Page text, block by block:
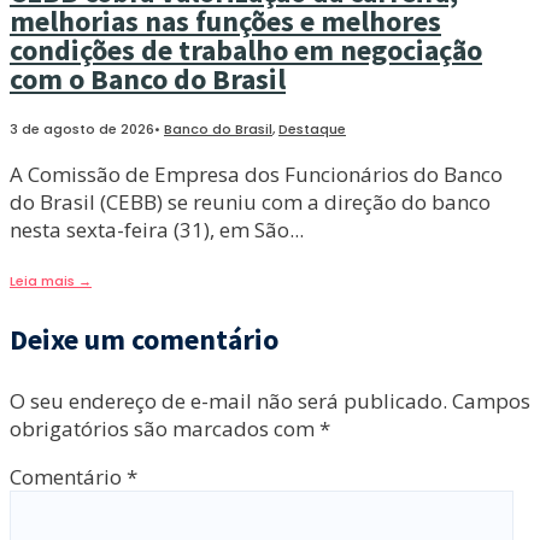
melhorias nas funções e melhores
condições de trabalho em negociação
com o Banco do Brasil
3 de agosto de 2026• Banco do Brasil,Destaque
A Comissão de Empresa dos Funcionários do Banco
do Brasil (CEBB) se reuniu com a direção do banco
nesta sexta-feira (31), em São...
Leia mais →
Deixe um comentário
O seu endereço de e-mail não será publicado. Campos
obrigatórios são marcados com *
Comentário *